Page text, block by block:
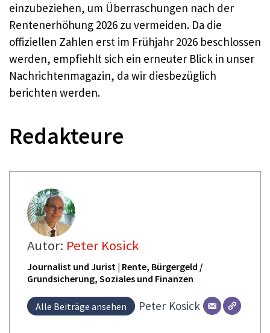
einzubeziehen, um Überraschungen nach der
Rentenerhöhung 2026 zu vermeiden. Da die
offiziellen Zahlen erst im Frühjahr 2026 beschlossen
werden, empfiehlt sich ein erneuter Blick in unser
Nachrichtenmagazin, da wir diesbezüglich
berichten werden.
Redakteure
Autor: Peter Kosick
Journalist und Jurist | Rente, Bürgergeld /
Grundsicherung, Soziales und Finanzen
Alle Beiträge ansehen Peter Kosick